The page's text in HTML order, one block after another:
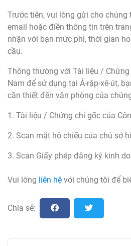
Trước tiên, vui lòng gửi cho chúng
email hoặc điền thông tin trên
nhận với bạn mức phí, thời gian
cầu.
Thông thường với Tài liệu /
Nam để sử dụng tại Ả-rập-xê-út,
cần thiết đến văn phòng của
1. Tài liệu / Chứng chỉ gốc của
2. Scan mặt hộ chiếu của chủ sở
3. Scan Giấy phép đăng ký kinh
Vui lòng liên hệ với chúng tôi để
Chia sẻ: